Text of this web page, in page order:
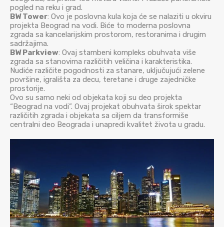
pogled na reku i grad.
BW Tower: Ovo je poslovna kula koja će se nalaziti u okviru
projekta Beograd na vodi. Biće to moderna poslovna
zgrada sa kancelarijskim prostorom, restoranima i drugim
sadržajima.
BW Parkview: Ovaj stambeni kompleks obuhvata više
zgrada sa stanovima različitih veličina i karakteristika.
Nudiće različite pogodnosti za stanare, uključujući zelene
površine, igrališta za decu, teretane i druge zajedničke
prostorije.
Ovo su samo neki od objekata koji su deo projekta
“Beograd na vodi”. Ovaj projekat obuhvata širok spektar
različitih zgrada i objekata sa ciljem da transformiše
centralni deo Beograda i unapredi kvalitet života u gradu.